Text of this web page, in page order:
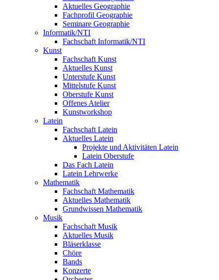
Aktuelles Geographie
Fachprofil Geographie
Seminare Geographie
Informatik/NTI
Fachschaft Informatik/NTI
Kunst
Fachschaft Kunst
Aktuelles Kunst
Unterstufe Kunst
Mittelstufe Kunst
Oberstufe Kunst
Offenes Atelier
Kunstworkshop
Latein
Fachschaft Latein
Aktuelles Latein
Projekte und Aktivitäten Latein
Latein Oberstufe
Das Fach Latein
Latein Lehrwerke
Mathematik
Fachschaft Mathematik
Aktuelles Mathematik
Grundwissen Mathematik
Musik
Fachschaft Musik
Aktuelles Musik
Bläserklasse
Chöre
Bands
Konzerte